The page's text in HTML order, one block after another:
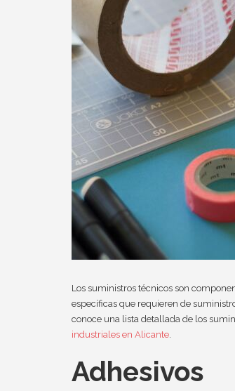
Los suministros técnicos son
específicas que requieren de
conoce una lista detallada de los
industriales en Alicante.
Adhesivos